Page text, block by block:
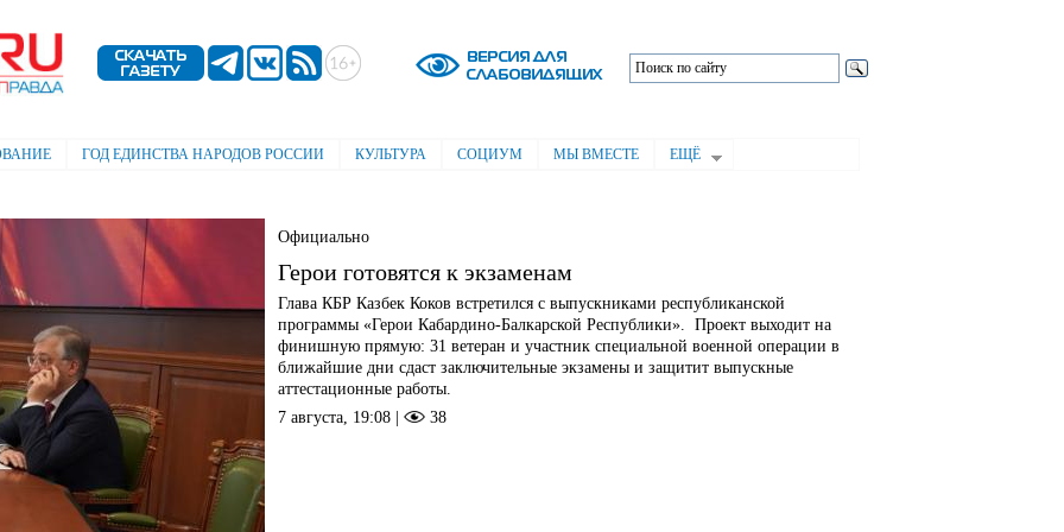
содержанию
ГОД ЕДИНСТВА НАРОДОВ РОССИИ КУЛЬТУРА СОЦИУМ МЫ ВМЕСТЕ ЕЩЁ
Официально
Герои готовятся к экзаменам
Глава КБР Казбек Коков встретился с выпускниками республиканской
программы «Герои Кабардино-Балкарской Республики». Проект выходит на
финишную прямую: 31 ветеран и участник специальной военной операции в
ближайшие дни сдаст заключительные экзамены и защитит выпускные
аттестационные работы.
7 августа, 19:08 |
38